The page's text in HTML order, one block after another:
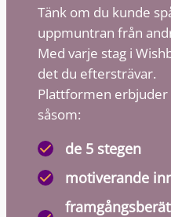
Tänk om du kunde
uppmuntran från
Med varje stag i
det du eftersträvar.
Plattformen
såsom:
de 5 stegen
motiverande